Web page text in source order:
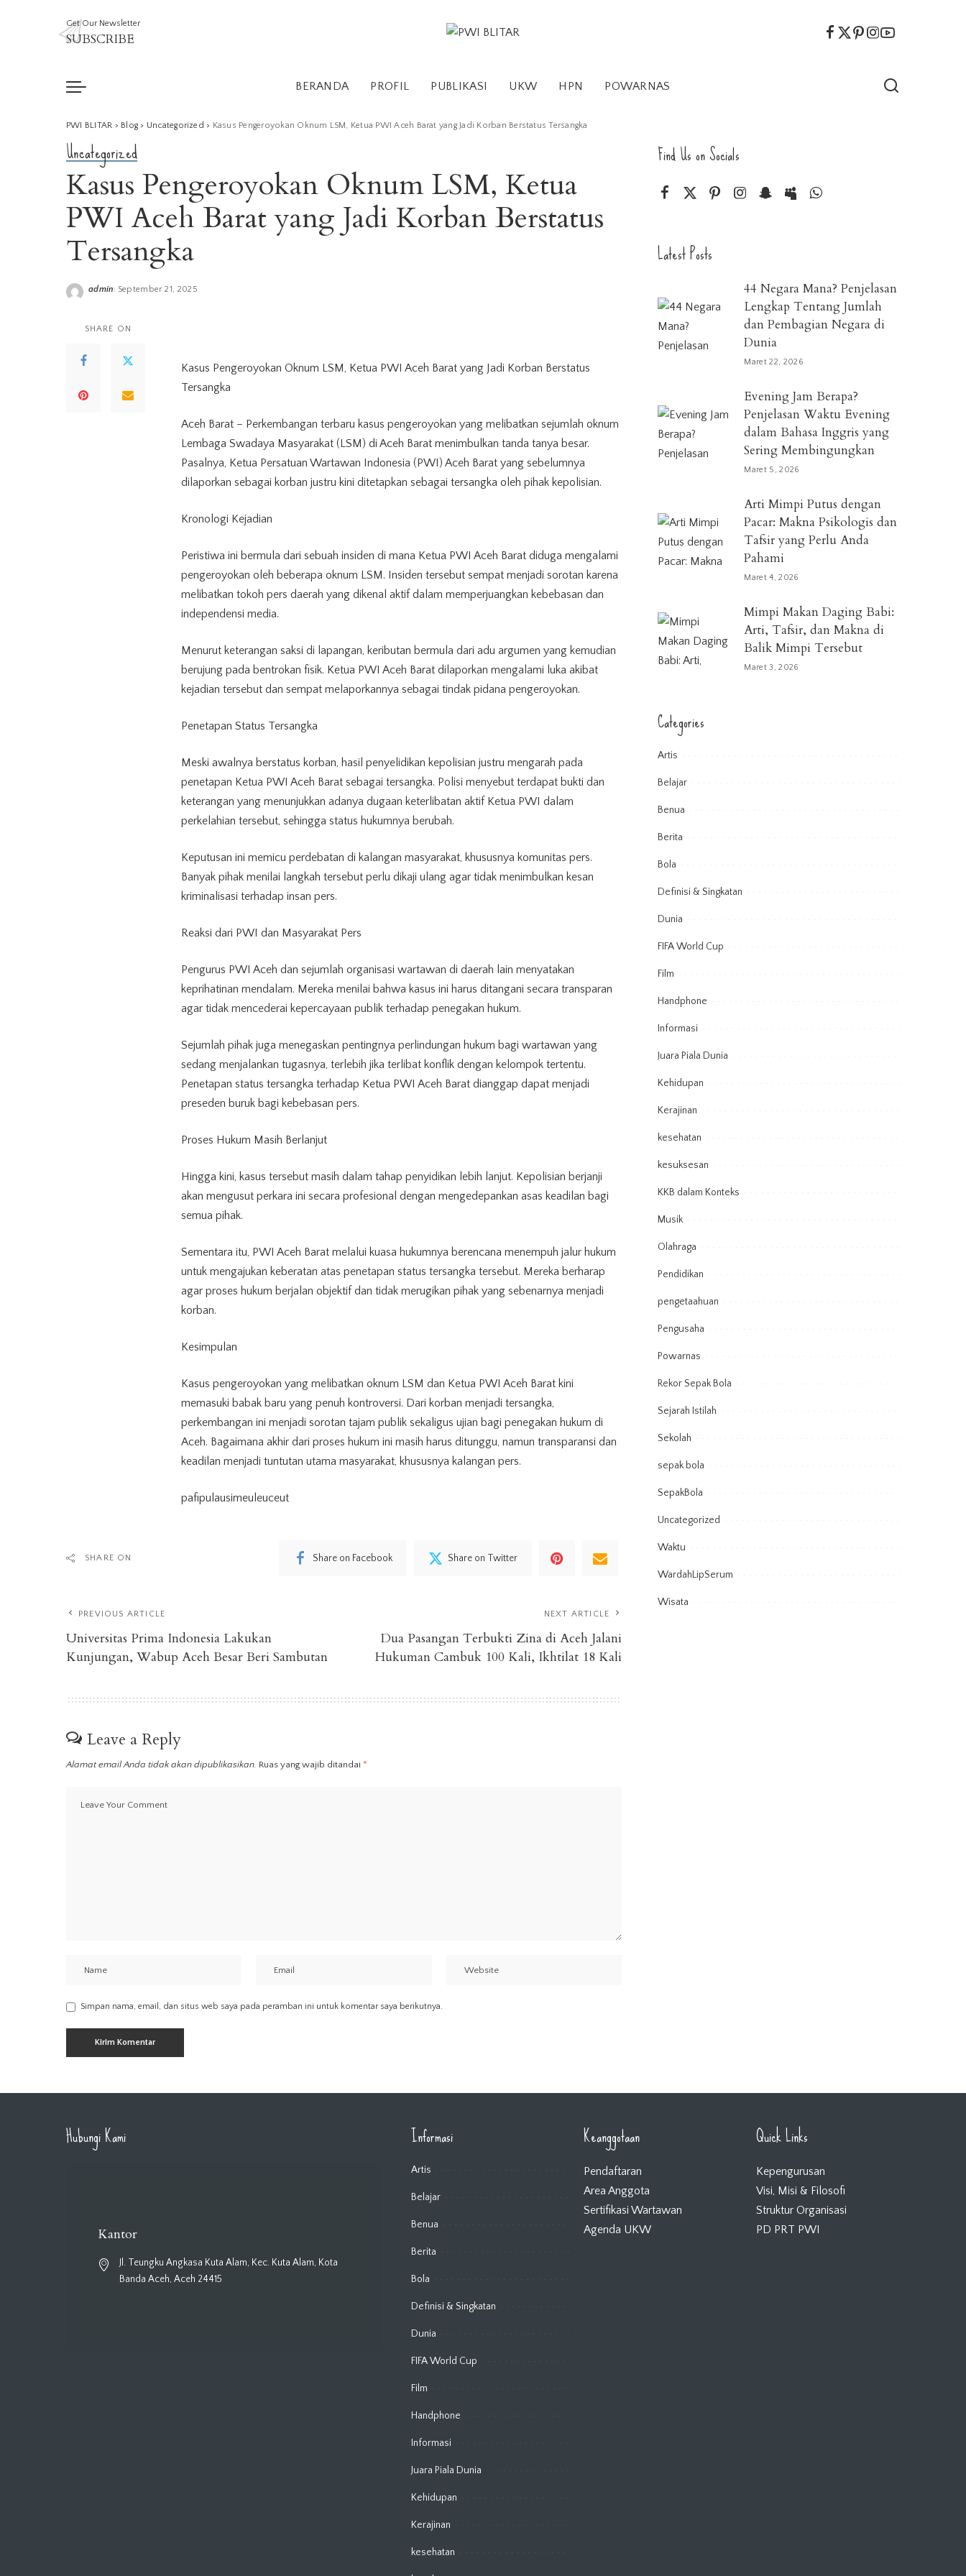
Get Our Newsletter
SUBSCRIBE
BERANDA PROFIL PUBLIKASI UKW HPN POWARNAS
PWI BLITAR > Blog > Uncategorized > Kasus Pengeroyokan Oknum LSM, Ketua PWI Aceh Barat yang Jadi Korban Berstatus Tersangka
Uncategorized
Kasus Pengeroyokan Oknum LSM, Ketua
PWI Aceh Barat yang Jadi Korban Berstatus
Tersangka
admin September 21, 2025
SHARE ON
Kasus Pengeroyokan Oknum LSM, Ketua PWI Aceh Barat yang Jadi Korban Berstatus
Tersangka
Aceh Barat – Perkembangan terbaru kasus pengeroyokan yang melibatkan sejumlah oknum
Lembaga Swadaya Masyarakat (LSM) di Aceh Barat menimbulkan tanda tanya besar.
Pasalnya, Ketua Persatuan Wartawan Indonesia (PWI) Aceh Barat yang sebelumnya
dilaporkan sebagai korban justru kini ditetapkan sebagai tersangka oleh pihak kepolisian.
Kronologi Kejadian
Peristiwa ini bermula dari sebuah insiden di mana Ketua PWI Aceh Barat diduga mengalami
pengeroyokan oleh beberapa oknum LSM. Insiden tersebut sempat menjadi sorotan karena
melibatkan tokoh pers daerah yang dikenal aktif dalam memperjuangkan kebebasan dan
independensi media.
Menurut keterangan saksi di lapangan, keributan bermula dari adu argumen yang kemudian
berujung pada bentrokan fisik. Ketua PWI Aceh Barat dilaporkan mengalami luka akibat
kejadian tersebut dan sempat melaporkannya sebagai tindak pidana pengeroyokan.
Penetapan Status Tersangka
Meski awalnya berstatus korban, hasil penyelidikan kepolisian justru mengarah pada
penetapan Ketua PWI Aceh Barat sebagai tersangka. Polisi menyebut terdapat bukti dan
keterangan yang menunjukkan adanya dugaan keterlibatan aktif Ketua PWI dalam
perkelahian tersebut, sehingga status hukumnya berubah.
Keputusan ini memicu perdebatan di kalangan masyarakat, khususnya komunitas pers.
Banyak pihak menilai langkah tersebut perlu dikaji ulang agar tidak menimbulkan kesan
kriminalisasi terhadap insan pers.
Reaksi dari PWI dan Masyarakat Pers
Pengurus PWI Aceh dan sejumlah organisasi wartawan di daerah lain menyatakan
keprihatinan mendalam. Mereka menilai bahwa kasus ini harus ditangani secara transparan
agar tidak mencederai kepercayaan publik terhadap penegakan hukum.
Sejumlah pihak juga menegaskan pentingnya perlindungan hukum bagi wartawan yang
sedang menjalankan tugasnya, terlebih jika terlibat konflik dengan kelompok tertentu.
Penetapan status tersangka terhadap Ketua PWI Aceh Barat dianggap dapat menjadi
preseden buruk bagi kebebasan pers.
Proses Hukum Masih Berlanjut
Hingga kini, kasus tersebut masih dalam tahap penyidikan lebih lanjut. Kepolisian berjanji
akan mengusut perkara ini secara profesional dengan mengedepankan asas keadilan bagi
semua pihak.
Sementara itu, PWI Aceh Barat melalui kuasa hukumnya berencana menempuh jalur hukum
untuk mengajukan keberatan atas penetapan status tersangka tersebut. Mereka berharap
agar proses hukum berjalan objektif dan tidak merugikan pihak yang sebenarnya menjadi
korban.
Kesimpulan
Kasus pengeroyokan yang melibatkan oknum LSM dan Ketua PWI Aceh Barat kini
memasuki babak baru yang penuh kontroversi. Dari korban menjadi tersangka,
perkembangan ini menjadi sorotan tajam publik sekaligus ujian bagi penegakan hukum di
Aceh. Bagaimana akhir dari proses hukum ini masih harus ditunggu, namun transparansi dan
keadilan menjadi tuntutan utama masyarakat, khususnya kalangan pers.
pafipulausimeuleuceut
SHARE ON Share on Facebook Share on Twitter
PREVIOUS ARTICLE
Universitas Prima Indonesia Lakukan
Kunjungan, Wabup Aceh Besar Beri Sambutan
NEXT ARTICLE
Dua Pasangan Terbukti Zina di Aceh Jalani
Hukuman Cambuk 100 Kali, Ikhtilat 18 Kali
Leave a Reply
Alamat email Anda tidak akan dipublikasikan. Ruas yang wajib ditandai *
Simpan nama, email, dan situs web saya pada peramban ini untuk komentar saya berikutnya.
Find Us on Socials
Latest Posts
44 Negara Mana? Penjelasan
Lengkap Tentang Jumlah
dan Pembagian Negara di
Dunia
Maret 22, 2026
Evening Jam Berapa?
Penjelasan Waktu Evening
dalam Bahasa Inggris yang
Sering Membingungkan
Maret 5, 2026
Arti Mimpi Putus dengan
Pacar: Makna Psikologis dan
Tafsir yang Perlu Anda
Pahami
Maret 4, 2026
Mimpi Makan Daging Babi:
Arti, Tafsir, dan Makna di
Balik Mimpi Tersebut
Maret 3, 2026
Categories
Artis
Belajar
Benua
Berita
Bola
Definisi & Singkatan
Dunia
FIFA World Cup
Film
Handphone
Informasi
Juara Piala Dunia
Kehidupan
Kerajinan
kesehatan
kesuksesan
KKB dalam Konteks
Musik
Olahraga
Pendidikan
pengetaahuan
Pengusaha
Powarnas
Rekor Sepak Bola
Sejarah Istilah
Sekolah
sepak bola
SepakBola
Uncategorized
Waktu
WardahLipSerum
Wisata
Hubungi Kami
Kantor
Jl. Teungku Angkasa Kuta Alam, Kec. Kuta Alam, Kota
Banda Aceh, Aceh 24415
Informasi
Artis
Belajar
Benua
Berita
Bola
Definisi & Singkatan
Dunia
FIFA World Cup
Film
Handphone
Informasi
Juara Piala Dunia
Kehidupan
Kerajinan
kesehatan
Keanggotaan
Pendaftaran
Area Anggota
Sertifikasi Wartawan
Agenda UKW
Quick Links
Kepengurusan
Visi, Misi & Filosofi
Struktur Organisasi
PD PRT PWI